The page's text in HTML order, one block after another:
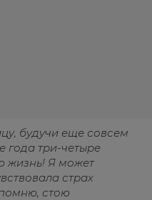
будучи еще совсем
года три-четыре
жизнь! Я может
страх
стою